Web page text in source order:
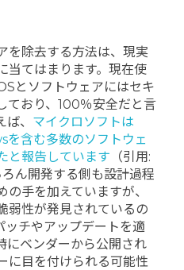
を除去する方法は、現実
当てはまります。現在使
とソフトウェアにはセキ
ており、100％安全だと言
、 マイクロソフトは
含む多数のソフトウェ
と報告しています （引用:
ん開発する側も設計過程
手を加えていますが、
弱性が発見されているの
ッチやアップデートを適
にベンダーから公開され
に目を付けられる可能性